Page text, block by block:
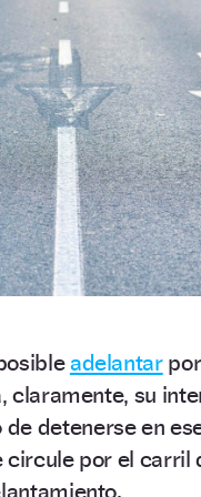
adelantarpor
claramente, su
de detenerse en
circule por el carril